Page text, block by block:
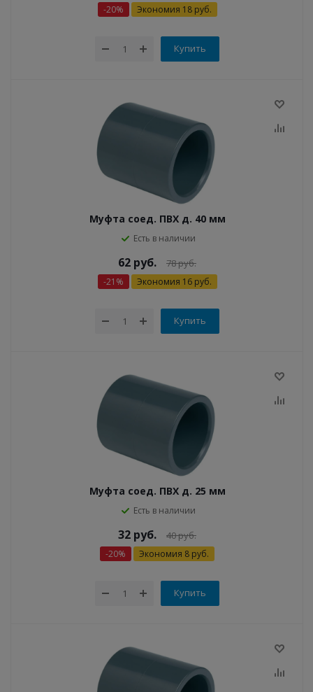
-20% Экономия 18руб.
Купить
Муфта соед. ПВХ д. 40 мм
Есть в наличии
62 руб. 78руб.
-21 % Экономия 16руб.
Купить
Муфта соед. ПВХ д. 25 мм
Есть в наличии
32 руб. 40руб.
-20% Экономия 8 руб.
Купить